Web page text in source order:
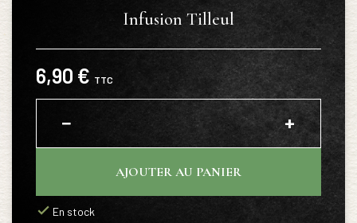
Infusion Tilleul
6,90 € TTC
− +
AJOUTER AU PANIER
En stock